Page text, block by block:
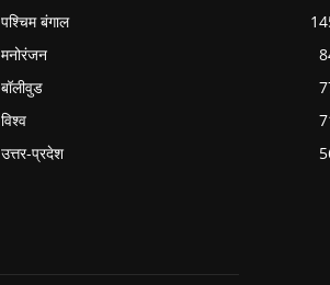
पश्चिम बंगाल
मनोरंजन
बॉलीवुड
विश्व
उत्तर-प्रदेश